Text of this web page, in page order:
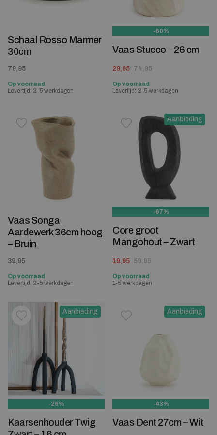
Schaal Rosso Marmer
30cm
79,95
Op voorraad
Levertijd: 2-5 werkdagen
-60%
Vaas Stucco – 26 cm
74,95
Oorspronkelijke prijs was: 74,95.
29,95
Huidige prijs is: 29,95.
Op voorraad
Levertijd: 2-5 werkdagen
Toevoegen aan verlanglijstje
Verwijderen van verlanglijst
Vaas Songa
Aardewerk 36cm hoog
– Bruin
39,95
Op voorraad
Levertijd: 2-5 werkdagen
Aanbieding
Toevoegen aan
Verwijderen van verlanglijst
-67%
Core groot
Mangohout – Zwart
59,95
Oorspronkelijke prijs was: 59,95.
19,95
Huidige prijs is: 19,95.
Op voorraad
1-5 werkdagen
Aanbieding
Toevoegen aan verlanglijstje
Verwijderen van verlanglijst
-26%
Kaarsenhouder Twig
Aanbieding
Toevoegen aan
Verwijderen van verlanglijst
-43%
Vaas Dent 27cm – Wit